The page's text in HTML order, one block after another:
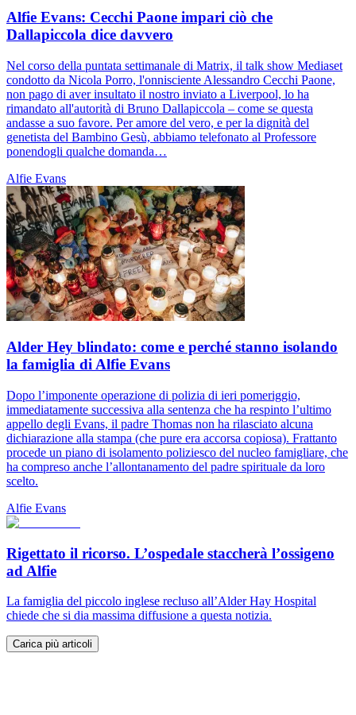
Alfie Evans: Cecchi Paone impari ciò che
Dallapiccola dice davvero
Nel corso della puntata settimanale di Matrix, il talk show Mediaset
condotto da Nicola Porro, l'onnisciente Alessandro Cecchi Paone,
non pago di aver insultato il nostro inviato a Liverpool, lo ha
rimandato all'autorità di Bruno Dallapiccola – come se questa
andasse a suo favore. Per amore del vero, e per la dignità del
genetista del Bambino Gesù, abbiamo telefonato al Professore
ponendogli qualche domanda…
Alfie Evans
Alder Hey blindato: come e perché stanno isolando
la famiglia di Alfie Evans
Dopo l’imponente operazione di polizia di ieri pomeriggio,
immediatamente successiva alla sentenza che ha respinto l’ultimo
appello degli Evans, il padre Thomas non ha rilasciato alcuna
dichiarazione alla stampa (che pure era accorsa copiosa). Frattanto
procede un piano di isolamento poliziesco del nucleo famigliare, che
ha compreso anche l’allontanamento del padre spirituale da loro
scelto.
Alfie Evans
Rigettato il ricorso. L’ospedale staccherà l’ossigeno
ad Alfie
La famiglia del piccolo inglese recluso all’Alder Hay Hospital
chiede che si dia massima diffusione a questa notizia.
Carica più articoli